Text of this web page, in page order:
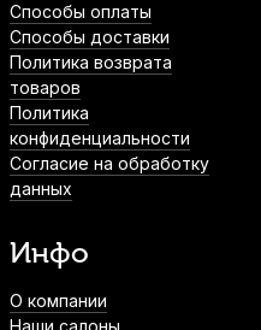
Способы оплаты
Способы доставки
Политика возврата
товаров
Политика
конфиденциальности
Согласие на обработку
данных
Инфо
О компании
Наши салоны